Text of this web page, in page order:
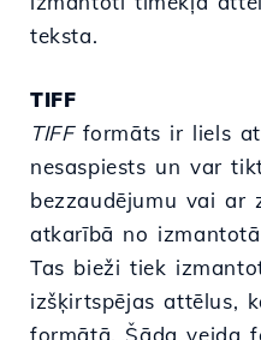
teksta.
TIFF
TIFFformāts ir liels
nesaspiests un var
bezzaudējumu vai ar
atkarībā no
Tas bieži tiek
izšķirtspējas attēlus,
formātā. Šāda veida